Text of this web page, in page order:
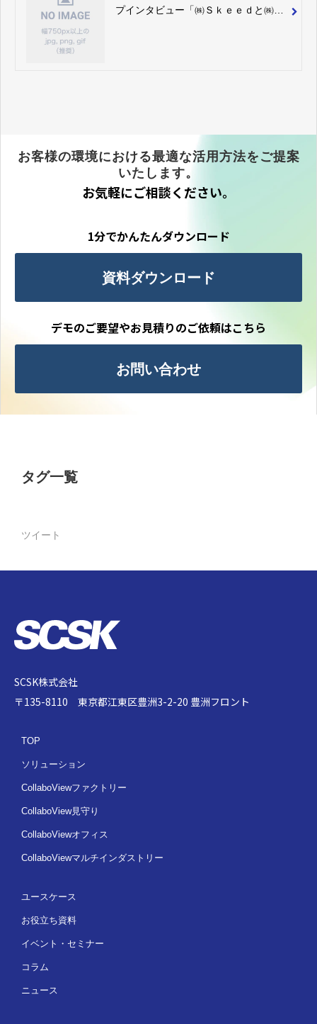
プインタビュー「㈱Ｓｋｅｅｄと㈱ニ
お客様の環境における最適な活用方法をご提案
いたします。
お気軽にご相談ください。
資料ダウンロード
1分でかんたんダウンロード
お問い合わせ
デモのご要望やお見積りのご依頼はこちら
タグ一覧
ツイート
SCSK株式会社
〒135-8110 東京都江東区豊洲3-2-20 豊洲フロント
TOP
ソリューション
CollaboViewファクトリー
CollaboView見守り
CollaboViewオフィス
CollaboViewマルチインダストリー
ユースケース
お役立ち資料
イベント・セミナー
コラム
ニュース